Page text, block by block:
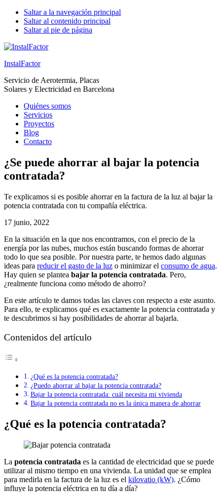
Saltar a la navegación principal
Saltar al contenido principal
Saltar al pie de página
InstalFactor
Servicio de Aerotermia, Placas
Solares y Electricidad en Barcelona
Quiénes somos
Servicios
Proyectos
Blog
Contacto
¿Se puede ahorrar al bajar la potencia
contratada?
Te explicamos si es posible ahorrar en la factura de la luz al bajar la
potencia contratada con tu compañía eléctrica.
17 junio, 2022
En la situación en la que nos encontramos, con el precio de la
energía por las nubes, muchos están buscando formas de ahorrar
todo lo que sea posible. Por nuestra parte, te hemos dado algunas
ideas para reducir el gasto de la luz o minimizar el consumo de agua.
Hay quien se plantea bajar la potencia contratada. Pero,
¿realmente funciona como método de ahorro?
En este artículo te damos todas las claves con respecto a este asunto.
Para ello, te explicamos qué es exactamente la potencia contratada y
te descubrimos si hay posibilidades de ahorrar al bajarla.
Contenidos del artículo
¿Qué es la potencia contratada?
¿Puedo ahorrar al bajar la potencia contratada?
Bajar la potencia contratada: cuál necesita mi vivienda
Bajar la potencia contratada no es la única manera de ahorrar
¿Qué es la potencia contratada?
La potencia contratada es la cantidad de electricidad que se puede
utilizar al mismo tiempo en una vivienda. La unidad que se emplea
para medirla en la factura de la luz es el kilovatio (kW). ¿Cómo
influye la potencia eléctrica en tu día a día?
¿Buscas servicios de
fontanería,
electricidad, domótica,
instalación de placas
solares, aerotermia y
ventilación?
te atenderemos en
seguida. Prestamos
servicios en
Barcelona, Badalona,
Sant Cugat del Vallès,
Sabadell y Baix
Llobregat